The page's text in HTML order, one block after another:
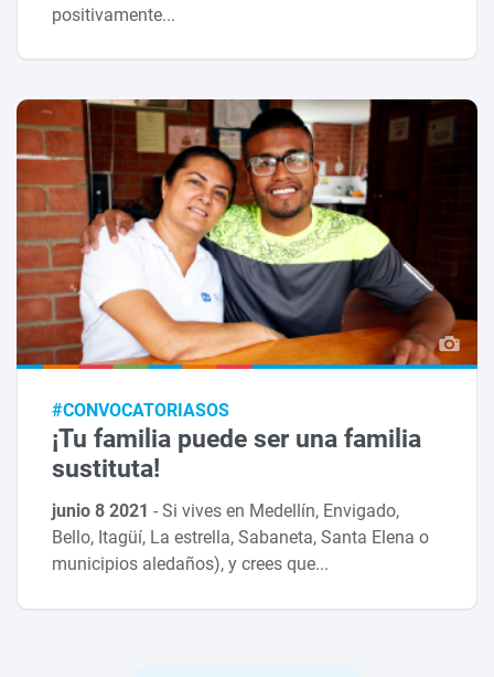
positivamente...
#CONVOCATORIASOS
¡Tu familia puede ser una familia
sustituta!
junio 8 2021-Si vives en Medellín, Envigado,
Bello, Itagüí, La estrella, Sabaneta, Santa Elena o
municipios aledaños), y crees que...